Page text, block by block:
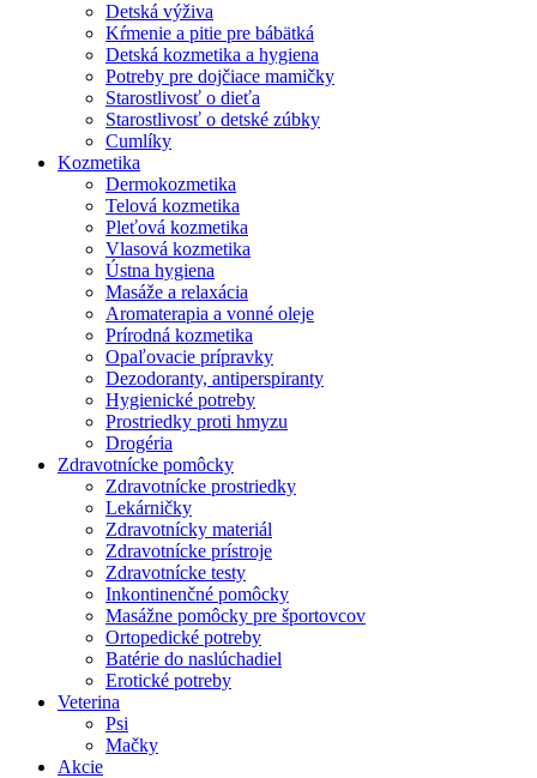
Detská výživa
Kŕmenie a pitie pre bábätká
Detská kozmetika a hygiena
Potreby pre dojčiace mamičky
Starostlivosť o dieťa
Starostlivosť o detské zúbky
Cumlíky
Kozmetika
Dermokozmetika
Telová kozmetika
Pleťová kozmetika
Vlasová kozmetika
Ústna hygiena
Masáže a relaxácia
Aromaterapia a vonné oleje
Prírodná kozmetika
Opaľovacie prípravky
Dezodoranty, antiperspiranty
Hygienické potreby
Prostriedky proti hmyzu
Drogéria
Zdravotnícke pomôcky
Zdravotnícke prostriedky
Lekárničky
Zdravotnícky materiál
Zdravotnícke prístroje
Zdravotnícke testy
Inkontinenčné pomôcky
Masážne pomôcky pre športovcov
Ortopedické potreby
Batérie do naslúchadiel
Erotické potreby
Veterina
Psi
Mačky
Akcie